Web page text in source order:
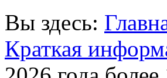
Вы здесь:
Краткая